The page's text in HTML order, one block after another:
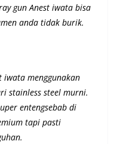
gun Anest iwata bisa
anda tidak burik.
iwata menggunakan
stainless steel murni.
entengsebab di
tapi pasti
.